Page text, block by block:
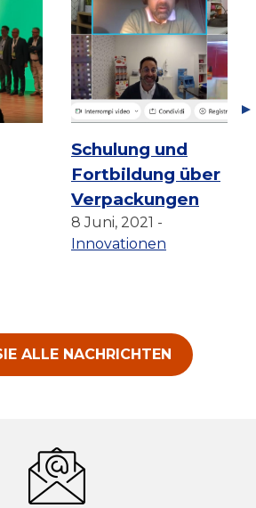
Schulung und
Fortbildung über
Verpackungen
8 Juni, 2021 -
Innovationen
ALLE NACHRICHTEN